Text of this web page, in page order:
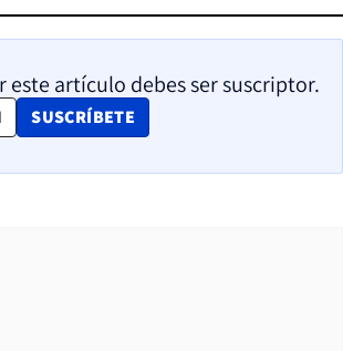
este artículo debes ser suscriptor.
SUSCRÍBETE
OPENS IN NEW WINDOW